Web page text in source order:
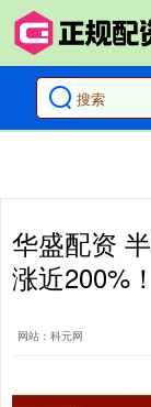
华盛配资
涨近200%！
网站：科元网